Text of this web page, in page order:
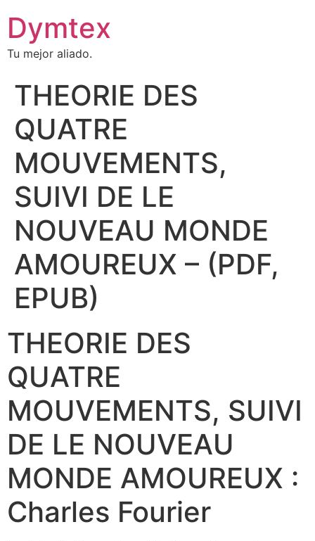
Dymtex
Tu mejor aliado.
THEORIE DES
QUATRE
MOUVEMENTS,
SUIVI DE LE
NOUVEAU MONDE
AMOUREUX – (PDF,
EPUB)
THEORIE DES
QUATRE
MOUVEMENTS, SUIVI
DE LE NOUVEAU
MONDE AMOUREUX :
Charles Fourier